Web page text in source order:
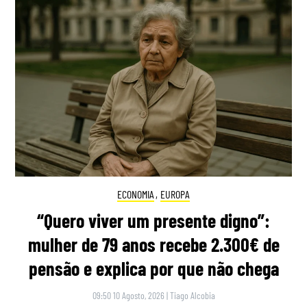
ECONOMIA , EUROPA
“Quero viver um presente digno”:
mulher de 79 anos recebe 2.300€ de
pensão e explica por que não chega
09:50 10 Agosto, 2026 |Tiago Alcobia